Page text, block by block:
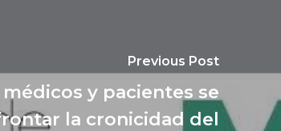
Previous Post
y pacientes se
la cronicidad del